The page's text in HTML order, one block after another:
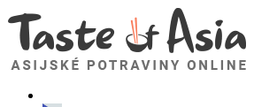
TasteOfAsia.cz
Neváhejte se zeptat. Jsem tady pro vás!